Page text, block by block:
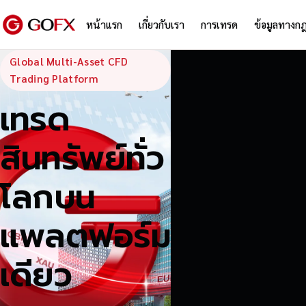
หน้าแรก เกี่ยวกับเรา การเทรด ข้อมูลทางก
GoFX —
Global Multi-Asset CFD
Trading Platform
เทรด
สินทรัพย์ทั่ว
โลกบน
แพลตฟอร์ม
เดียว